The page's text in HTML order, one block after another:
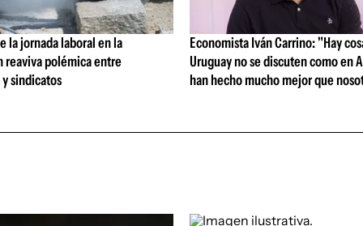
la jornada laboral en la
reaviva polémica entre
sindicatos
Economista Iván Carrino: "Hay
Uruguay no se discuten como en
han hecho mucho mejor que